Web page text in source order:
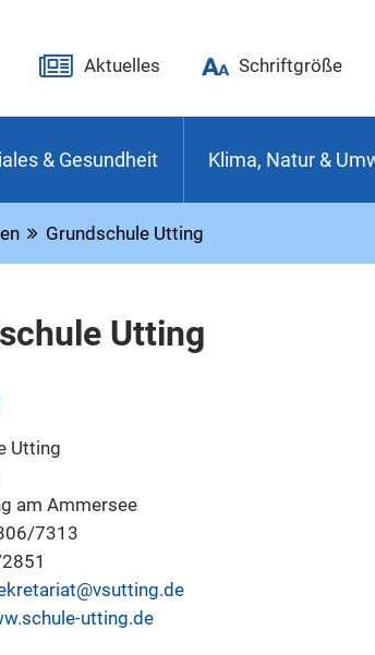
Aktuelles Schriftgröße
& Gesundheit Klima, Natur &
Grundschule Utting
Utting
Utting
am Ammersee
7313
utting.de